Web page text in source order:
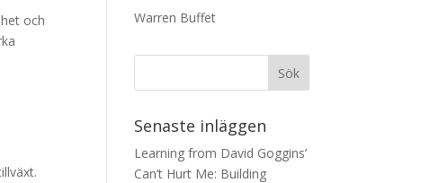
och
Warren Buffet
Senaste inläggen
Learning from David Goggins’
Can’t Hurt Me: Building